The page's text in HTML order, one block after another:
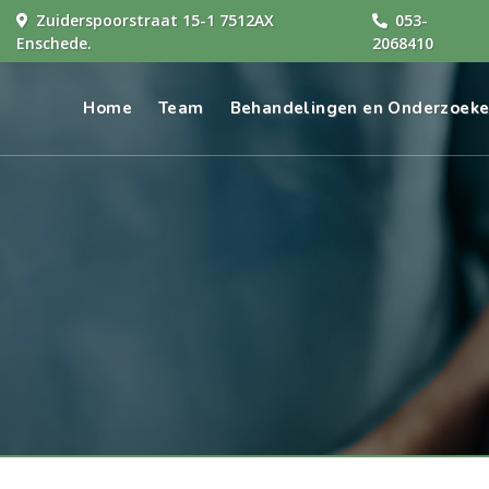
Zuiderspoorstraat 15-1 7512AX
Enschede.
053-
2068410
Home Team Behandelingen en